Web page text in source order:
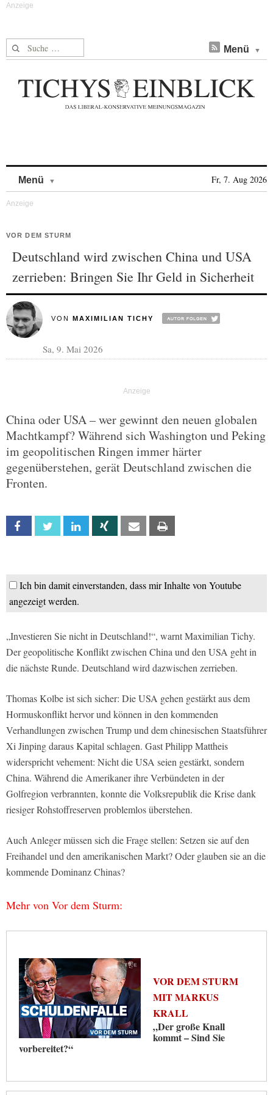
Suche nach: Menü
Menü Fr, 7. Aug 2026
VOR DEM STURM
Deutschland wird zwischen China und USA
zerrieben: Bringen Sie Ihr Geld in Sicherheit
VON MAXIMILIAN TICHY
Sa, 9. Mai 2026
China oder USA – wer gewinnt den neuen globalen
Machtkampf? Während sich Washington und Peking
im geopolitischen Ringen immer härter
gegenüberstehen, gerät Deutschland zwischen die
Fronten.
Facebook Twitter Linkedin Xing Email
Ich bin damit einverstanden, dass mir Inhalte von Youtube
angezeigt werden.
„Investieren Sie nicht in Deutschland!“, warnt Maximilian Tichy.
Der geopolitische Konflikt zwischen China und den USA geht in
die nächste Runde. Deutschland wird dazwischen zerrieben.
Thomas Kolbe ist sich sicher: Die USA gehen gestärkt aus dem
Hormuskonflikt hervor und können in den kommenden
Verhandlungen zwischen Trump und dem chinesischen Staatsführer
Xi Jinping daraus Kapital schlagen. Gast Philipp Mattheis
widerspricht vehement: Nicht die USA seien gestärkt, sondern
China. Während die Amerikaner ihre Verbündeten in der
Golfregion verbrannten, konnte die Volksrepublik die Krise dank
riesiger Rohstoffreserven problemlos überstehen.
Auch Anleger müssen sich die Frage stellen: Setzen sie auf den
Freihandel und den amerikanischen Markt? Oder glauben sie an die
kommende Dominanz Chinas?
Mehr von Vor dem Sturm:
VOR DEM STURM
MIT MARKUS
KRALL
„Der große Knall
kommt – Sind Sie
vorbereitet?“